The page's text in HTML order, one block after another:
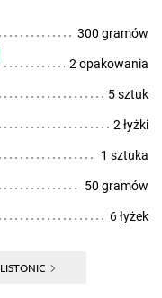
300 gramów
2 opakowania
5 sztuk
2 łyżki
1 sztuka
50 gramów
6 łyżek
LISTONIC